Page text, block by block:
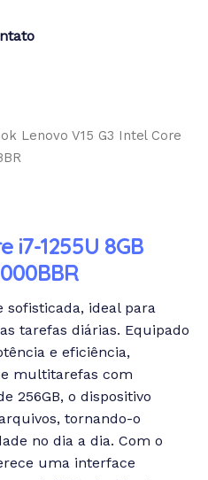
Lenovo V15 G3 Intel Core
i7-1255U 8GB
sofisticada, ideal para
tarefas diárias. Equipado
e eficiência,
multitarefas com
256GB, o dispositivo
tornando-o
no dia a dia.Com o
uma interface